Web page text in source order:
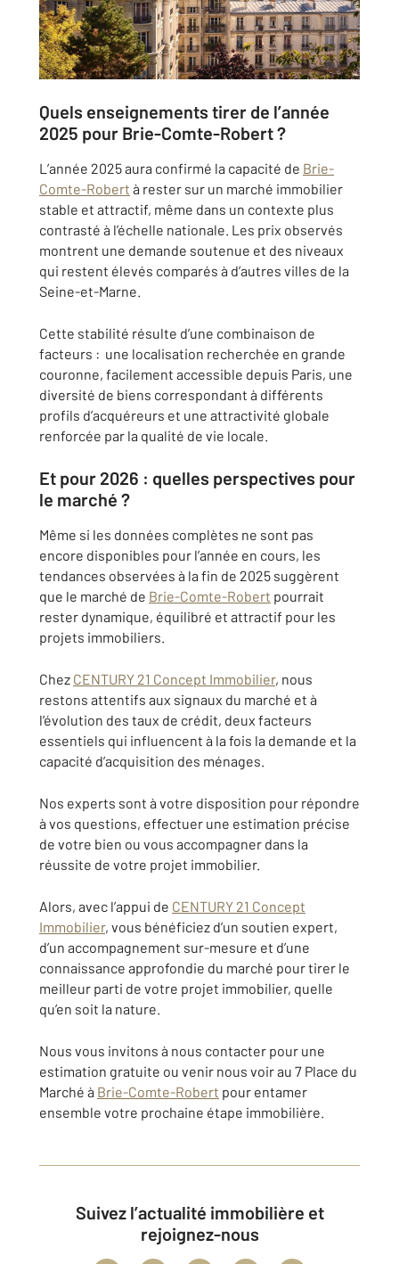
Quels enseignements tirer de l’année
2025 pour Brie-Comte-Robert ?
L’année 2025 aura confirmé la capacité de Brie-
Comte-Robert à rester sur un marché immobilier
stable et attractif, même dans un contexte plus
contrasté à l’échelle nationale. Les prix observés
montrent une demande soutenue et des niveaux
qui restent élevés comparés à d’autres villes de la
Seine-et-Marne.
Cette stabilité résulte d’une combinaison de
facteurs : une localisation recherchée en grande
couronne, facilement accessible depuis Paris, une
diversité de biens correspondant à différents
profils d’acquéreurs et une attractivité globale
renforcée par la qualité de vie locale.
Et pour 2026 : quelles perspectives pour
le marché ?
Même si les données complètes ne sont pas
encore disponibles pour l’année en cours, les
tendances observées à la fin de 2025 suggèrent
que le marché de Brie-Comte-Robert pourrait
rester dynamique, équilibré et attractif pour les
projets immobiliers.
Chez CENTURY 21 Concept Immobilier, nous
restons attentifs aux signaux du marché et à
l’évolution des taux de crédit, deux facteurs
essentiels qui influencent à la fois la demande et la
capacité d’acquisition des ménages.
Nos experts sont à votre disposition pour répondre
à vos questions, effectuer une estimation précise
de votre bien ou vous accompagner dans la
réussite de votre projet immobilier.
Alors, avec l’appui de CENTURY 21 Concept
Immobilier, vous bénéficiez d’un soutien expert,
d’un accompagnement sur-mesure et d’une
connaissance approfondie du marché pour tirer le
meilleur parti de votre projet immobilier, quelle
qu’en soit la nature.
Nous vous invitons à nous contacter pour une
estimation gratuite ou venir nous voir au 7 Place du
Marché à Brie-Comte-Robert pour entamer
ensemble votre prochaine étape immobilière.
Suivez l’actualité immobilière et
rejoignez-nous